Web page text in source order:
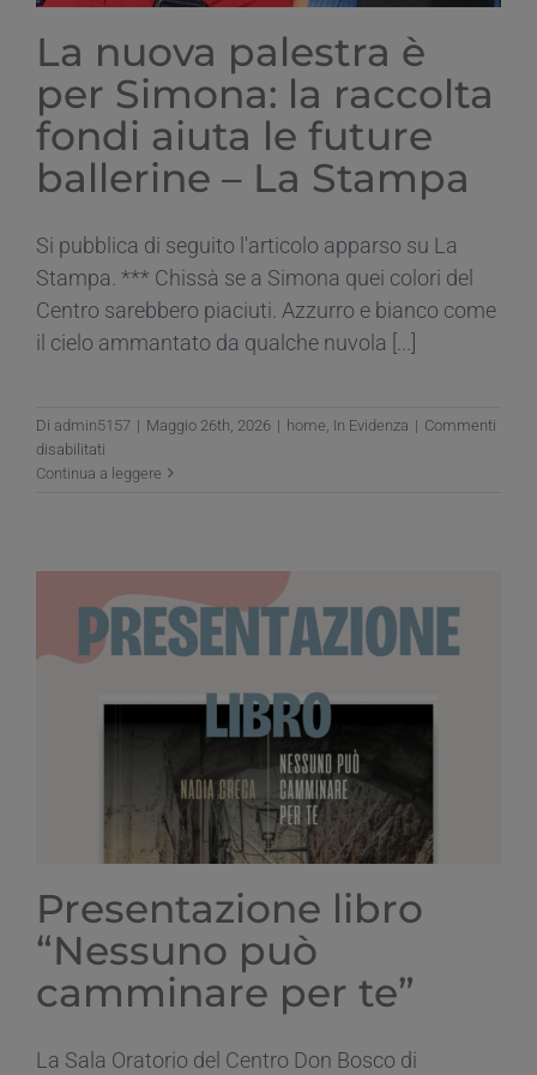
La nuova palestra è
per Simona: la raccolta
fondi aiuta le future
ballerine – La Stampa
Si pubblica di seguito l'articolo apparso su La
Stampa. *** Chissà se a Simona quei colori del
Centro sarebbero piaciuti. Azzurro e bianco come
il cielo ammantato da qualche nuvola [...]
Di admin5157 | Maggio 26th, 2026 | home In Evidenza | Commenti
disabilitati
La
per
Simona:
la
raccolta
Continua a leggere
Presentazione libro
“Nessuno può
camminare per te”
La Sala Oratorio del Centro Don Bosco di